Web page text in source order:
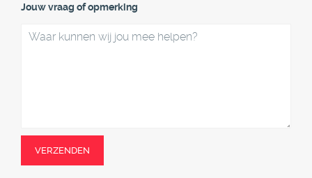
Jouw vraag of opmerking
VERZENDEN